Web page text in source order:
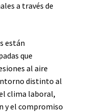
a través de
están
que
al aire
distinto al
clima laboral,
y el compromiso